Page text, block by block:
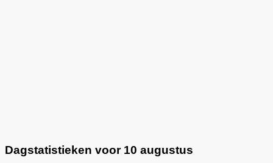
Dagstatistieken voor 10 augustus